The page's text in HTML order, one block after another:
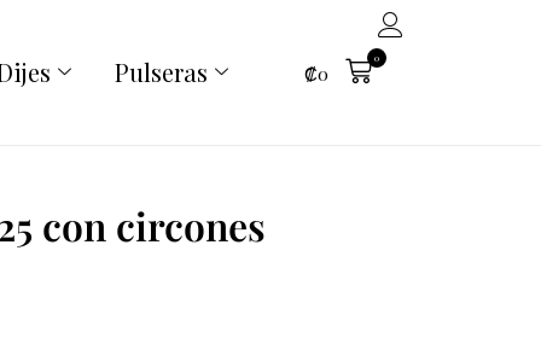
Pulseras ₡0
0
con circones